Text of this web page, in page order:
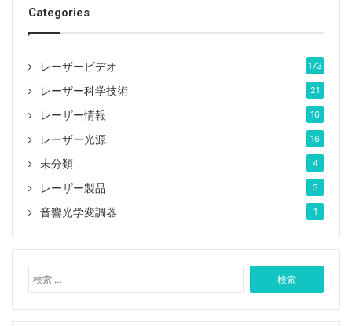
Categories
レーザービデオ 173
レーザー科学技術 21
レーザー情報 16
レーザー光源 16
未分類 4
レーザー製品 3
音響光学変調器 1
索
: